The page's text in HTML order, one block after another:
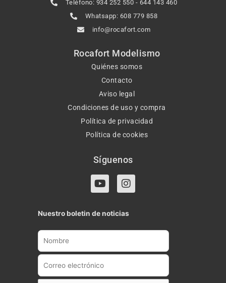
Teléfono: 934 252 550 - 644 143 460
Whatsapp: 608 779 858
info@rocafort.com
Rocafort Modelismo
Quiénes somos
Contacto
Aviso legal
Condiciones de uso y compra
Política de privacidad
Política de cookies
Síguenos
Y
o
t
u
b
I
n
t
a
g
a
Nuestro boletin de noticias